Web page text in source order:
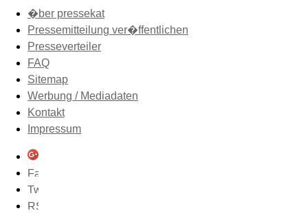
�ber pressekat
Pressemitteilung ver�ffentlichen
Presseverteiler
FAQ
Sitemap
Werbung / Mediadaten
Kontakt
Impressum